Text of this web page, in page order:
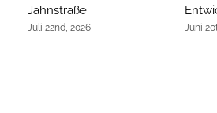
Jahnstraße
Juli 22nd, 2026 Juni